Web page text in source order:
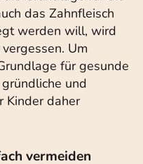
das Zahnfleisch
werden will, wird
Um
für gesunde
und
Kinder daher
vermeiden